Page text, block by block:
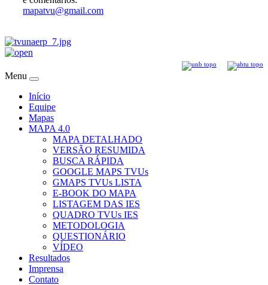
mapatvu@gmail.com
Menu
Início
Equipe
Mapas
MAPA 4.0
MAPA DETALHADO
VERSÃO RESUMIDA
BUSCA RÁPIDA
GOOGLE MAPS TVUs
GMAPS TVUs LISTA
E-BOOK DO MAPA
LISTAGEM DAS IES
QUADRO TVUs IES
METODOLOGIA
QUESTIONÁRIO
VÍDEO
Resultados
Imprensa
Contato